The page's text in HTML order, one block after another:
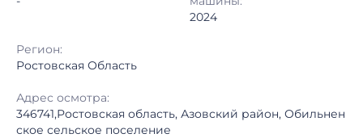
2024
Регион:
Ростовская Область
Адрес осмотра:
346741,Ростовская область, Азовский район, Обильнен
ское сельское поселение